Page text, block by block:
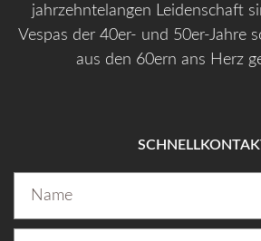
jahrzehntelangen Leidenschaft
Vespas der 40er- und 50er-Jahre
aus den 60ern ans Herz